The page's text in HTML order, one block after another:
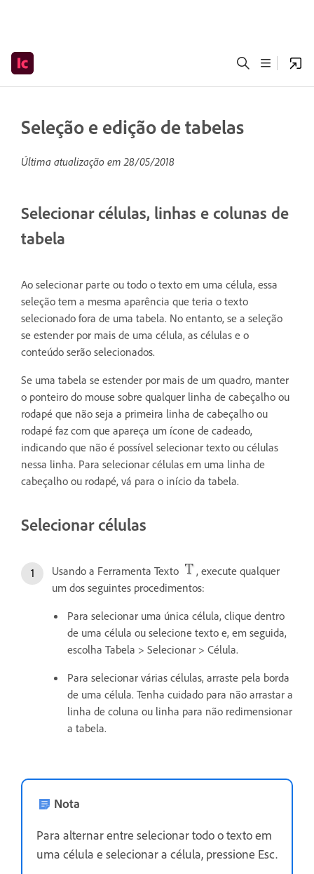
Seleção e edição de tabelas
Última atualização em28/05/2018
Selecionar células, linhas e colunas de
tabela
Ao selecionar parte ou todo o texto em uma célula, essa
seleção tem a mesma aparência que teria o texto
selecionado fora de uma tabela. No entanto, se a seleção
se estender por mais de uma célula, as células e o
conteúdo serão selecionados.
Se uma tabela se estender por mais de um quadro, manter
o ponteiro do mouse sobre qualquer linha de cabeçalho ou
rodapé que não seja a primeira linha de cabeçalho ou
rodapé faz com que apareça um ícone de cadeado,
indicando que não é possível selecionar texto ou células
nessa linha. Para selecionar células em uma linha de
cabeçalho ou rodapé, vá para o início da tabela.
Selecionar células
Usando a Ferramenta Texto
, execute qualquer
um dos seguintes procedimentos:
Para selecionar uma única célula, clique dentro
de uma célula ou selecione texto e, em seguida,
escolha Tabela > Selecionar > Célula.
Para selecionar várias células, arraste pela borda
de uma célula. Tenha cuidado para não arrastar a
linha de coluna ou linha para não redimensionar
a tabela.
Nota
Para alternar entre selecionar todo o texto em
uma célula e selecionar a célula, pressione Esc.